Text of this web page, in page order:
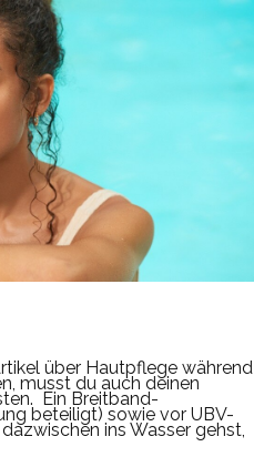
über Hautpflege während
musst du auch deinen
Ein Breitband-
beteiligt) sowie vor UBV-
ins Wasser gehst,